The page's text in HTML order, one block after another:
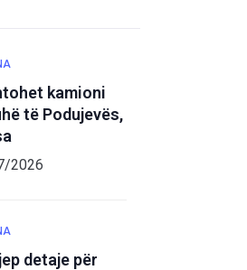
kamioni
të Podujevës,
2026
detaje për